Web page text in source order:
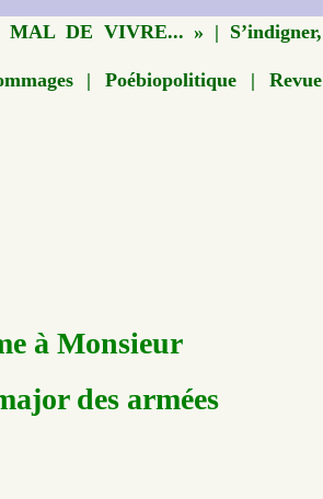
DE VIVRE... » | S’indigner,
| Poébiopolitique | Revue
à Monsieur
des armées